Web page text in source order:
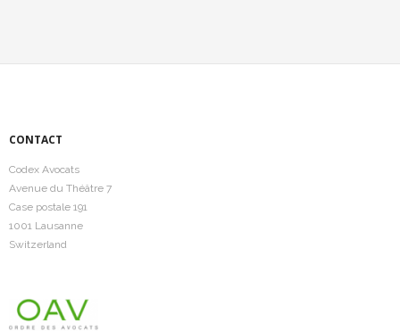
CONTACT
Codex Avocats
Avenue du Théâtre 7
Case postale 191
1001 Lausanne
Switzerland